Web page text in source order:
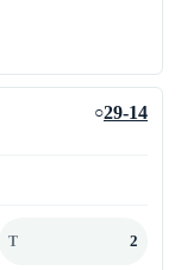
○29-14
T 2